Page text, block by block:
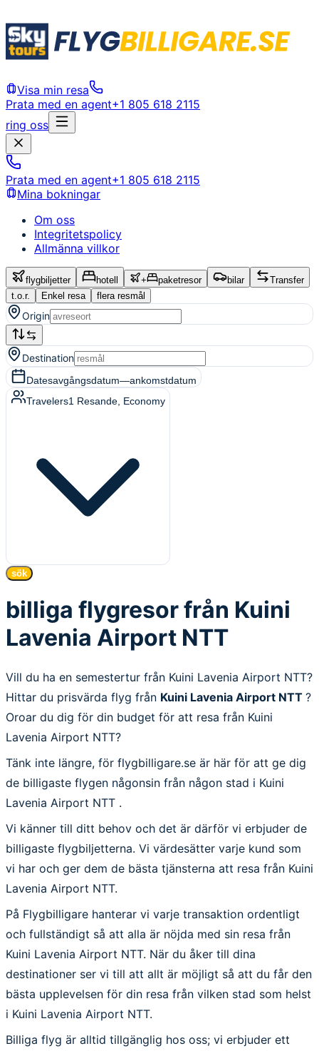
Visa min resa
Prata med en agent+1 805 618 2115
ring oss
Prata med en agent+1 805 618 2115
Mina bokningar
Om oss
Integritetspolicy
Allmänna villkor
flygbiljetter hotell + paketresor bilar
Transfer
t.o.r.
Enkel resa flera resmål
Origin
Destination
Datesavgångsdatum—ankomstdatum
Travelers1 Resande , Economy
sök
billiga flygresor från Kuini
Lavenia Airport NTT
Vill du ha en semestertur från Kuini Lavenia Airport NTT?
Hittar du prisvärda flyg från Kuini Lavenia Airport NTT ?
Oroar du dig för din budget för att resa från Kuini
Lavenia Airport NTT?
Tänk inte längre, för flygbilligare.se är här för att ge dig
de billigaste flygen någonsin från någon stad i Kuini
Lavenia Airport NTT .
Vi känner till ditt behov och det är därför vi erbjuder de
billigaste flygbiljetterna. Vi värdesätter varje kund som
vi har och ger dem de bästa tjänsterna att resa från Kuini
Lavenia Airport NTT.
På Flygbilligare hanterar vi varje transaktion ordentligt
och fullständigt så att alla är nöjda med sin resa från
Kuini Lavenia Airport NTT. När du åker till dina
destinationer ser vi till att allt är möjligt så att du får den
bästa upplevelsen för din resa från vilken stad som helst
i Kuini Lavenia Airport NTT.
Billiga flyg är alltid tillgänglig hos oss; vi erbjuder ett